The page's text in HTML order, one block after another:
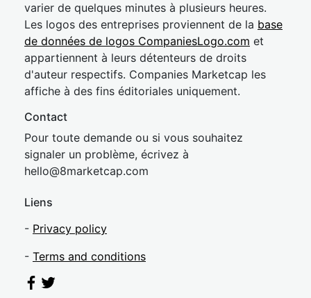
varier de quelques minutes à plusieurs heures.
Les logos des entreprises proviennent de la base
de données de logos CompaniesLogo.com et
appartiennent à leurs détenteurs de droits
d'auteur respectifs. Companies Marketcap les
affiche à des fins éditoriales uniquement.
Contact
Pour toute demande ou si vous souhaitez
signaler un problème, écrivez à
hello@8marketcap.com
Liens
- Privacy policy
- Terms and conditions